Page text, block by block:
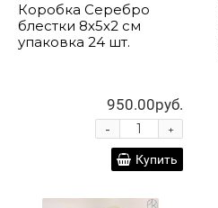
Коробка Серебро
блестки 8х5х2 см
упаковка 24 шт.
950.00руб.
+
-
Купить